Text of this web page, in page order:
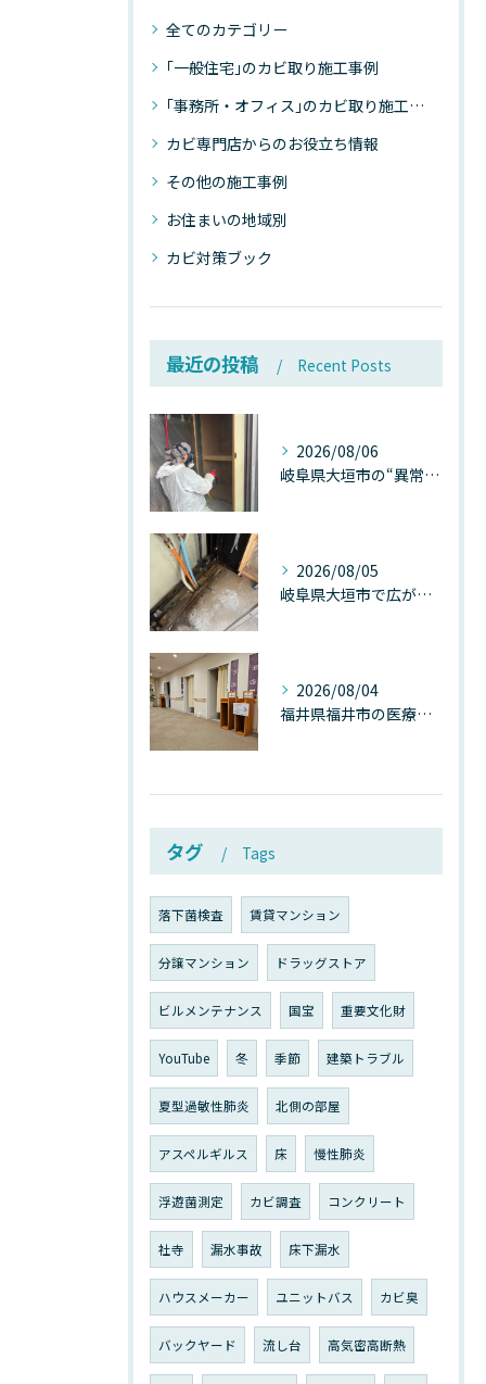
全てのカテゴリー
｢一般住宅｣のカビ取り施工事例
｢事務所・オフィス｣のカビ取り施工事例
カビ専門店からのお役立ち情報
その他の施工事例
お住まいの地域別
カビ対策ブック
最近の投稿 Recent Posts
2026/08/06
岐阜県大垣市の“異常に高い気温”が建物内部を腐らせる──深層カビが爆発的に増える本当の理由
2026/08/05
岐阜県大垣市で広がる“深層カビ汚染”──なぜ除カビが必要なのか、建物内部で起きている見えない危機
2026/08/04
福井県福井市の医療施設で広がる“見えないカビ汚染”──なぜ除カビが必須なのか、その本質を徹底解説
タグ Tags
落下菌検査 賃貸マンション
分譲マンション ドラッグストア
ビルメンテナンス 国宝 重要文化財
YouTube 冬 季節 建築トラブル
夏型過敏性肺炎 北側の部屋
アスペルギルス 床 慢性肺炎
浮遊菌測定 カビ調査 コンクリート
社寺 漏水事故 床下漏水
ハウスメーカー ユニットバス カビ臭
バックヤード 流し台 高気密高断熱